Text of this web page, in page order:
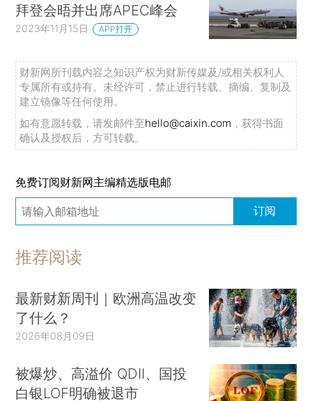
拜登会晤并出席APEC峰会
2023年11月15日 APP打开
财新网所刊载内容之知识产权为财新传媒及/或相关权利人
专属所有或持有。未经许可，禁止进行转载、摘编、复制及
建立镜像等任何使用。
如有意愿转载，请发邮件至hello@caixin.com ，获得书面
确认及授权后，方可转载。
免费订阅财新网主编精选版电邮
订阅
推荐阅读
最新财新周刊｜欧洲高温改变
了什么？
2026年08月09日
被爆炒、高溢价 QDII、国投
白银LOF明确被退市